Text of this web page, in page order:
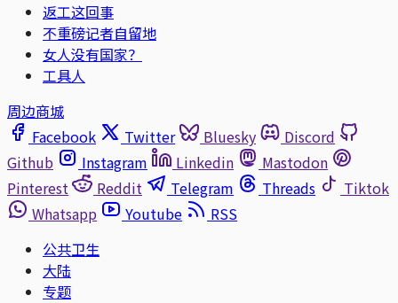
返工这回事
不重磅记者自留地
女人没有国家？
工具人
周边商城
Facebook
Twitter Bluesky
Discord
Github
Instagram Linkedin
Mastodon
Pinterest
Reddit Telegram Threads
Tiktok
Whatsapp
Youtube
RSS
公共卫生
大陆
专题